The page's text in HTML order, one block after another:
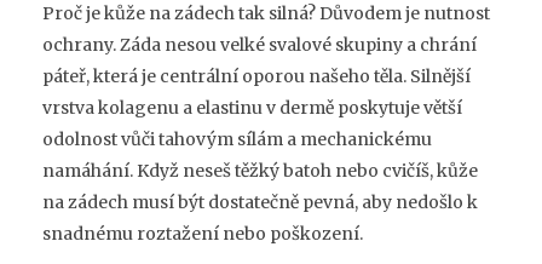
Proč je kůže na zádech tak silná? Důvodem je nutnost
ochrany. Záda nesou velké svalové skupiny a chrání
páteř, která je centrální oporou našeho těla. Silnější
vrstva kolagenu a elastinu v dermě poskytuje větší
odolnost vůči tahovým sílám a mechanickému
namáhání. Když neseš těžký batoh nebo cvičíš, kůže
na zádech musí být dostatečně pevná, aby nedošlo k
snadnému roztažení nebo poškození.